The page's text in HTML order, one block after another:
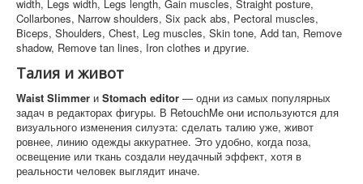
width, Legs width, Legs length, Gain muscles, Straight posture,
Collarbones, Narrow shoulders, Six pack abs, Pectoral muscles,
Biceps, Shoulders, Chest, Leg muscles, Skin tone, Add tan, Remove
shadow, Remove tan lines, Iron clothes и другие.
Талия и живот
Waist Slimmer и Stomach editor — одни из самых популярных
задач в редакторах фигуры. В RetouchMe они используются для
визуального изменения силуэта: сделать талию уже, живот
ровнее, линию одежды аккуратнее. Это удобно, когда поза,
освещение или ткань создали неудачный эффект, хотя в
реальности человек выглядит иначе.